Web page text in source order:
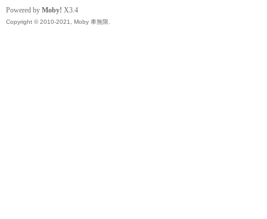
Powered by Moby! X3.4
Copyright © 2010-2021, Moby 車無限.